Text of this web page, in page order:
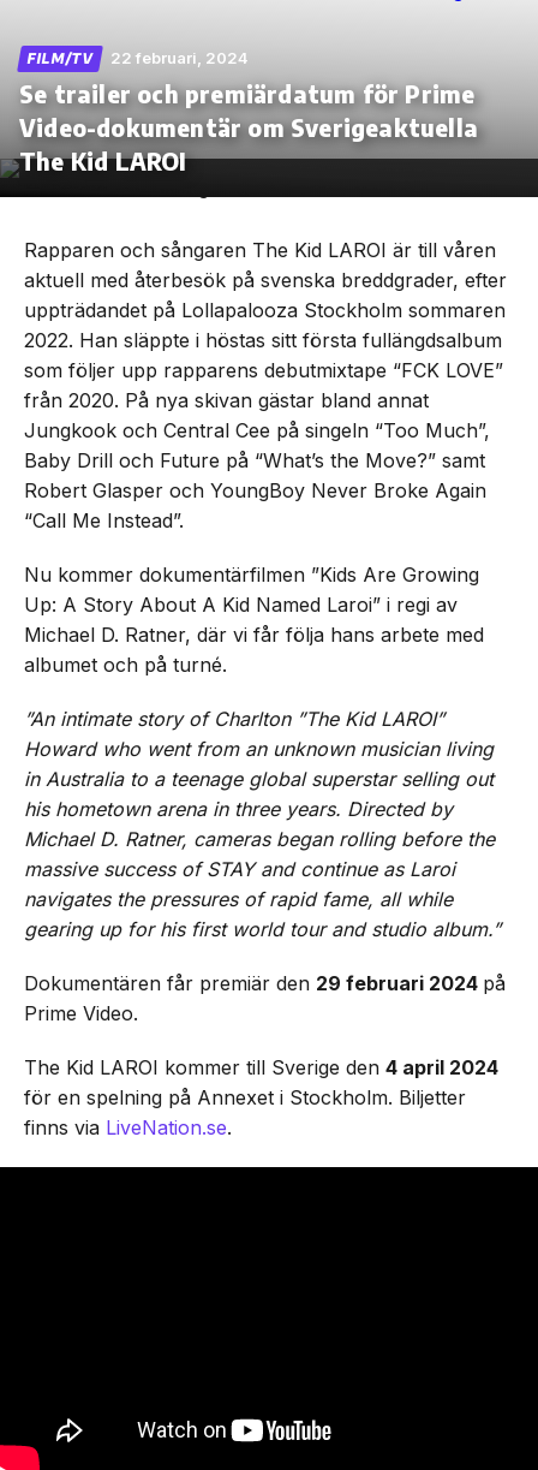
Skip
the
FILM/TV 22 februari, 2024
Se trailer och premiärdatum för Prime
Video-dokumentär om Sverigeaktuella
The Kid LAROI
Rapparen och sångaren The Kid LAROI är till våren
aktuell med återbesök på svenska breddgrader, efter
uppträdandet på Lollapalooza Stockholm sommaren
2022. Han släppte i höstas sitt första fullängdsalbum
som följer upp rapparens debutmixtape “FCK LOVE”
från 2020. På nya skivan gästar bland annat
Jungkook och Central Cee på singeln “Too Much”,
Baby Drill och Future på “What’s the Move?” samt
Robert Glasper och YoungBoy Never Broke Again
“Call Me Instead”.
Nu kommer dokumentärfilmen ”Kids Are Growing
Up: A Story About A Kid Named Laroi” i regi av
Michael D. Ratner, där vi får följa hans arbete med
albumet och på turné.
”An intimate story of Charlton ”The Kid LAROI”
Howard who went from an unknown musician living
in Australia to a teenage global superstar selling out
his hometown arena in three years. Directed by
Michael D. Ratner, cameras began rolling before the
massive success of STAY and continue as Laroi
navigates the pressures of rapid fame, all while
gearing up for his first world tour and studio album.”
Dokumentären får premiär den 29 februari 2024 på
Prime Video.
The Kid LAROI kommer till Sverige den 4 april 2024
för en spelning på Annexet i Stockholm. Biljetter
finns via LiveNation.se.